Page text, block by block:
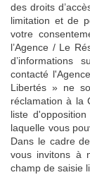
des droits
limitation et de
votre
l’Agence / Le
d’informations
contacté
Libertés » ne
réclamation à la
liste
laquelle vous
Dans le cadre
vous invitons à
champ de saisie